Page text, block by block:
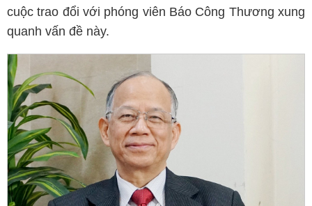
cuộc trao đổi với phóng viên Báo Công Thương xung
quanh vấn đề này.